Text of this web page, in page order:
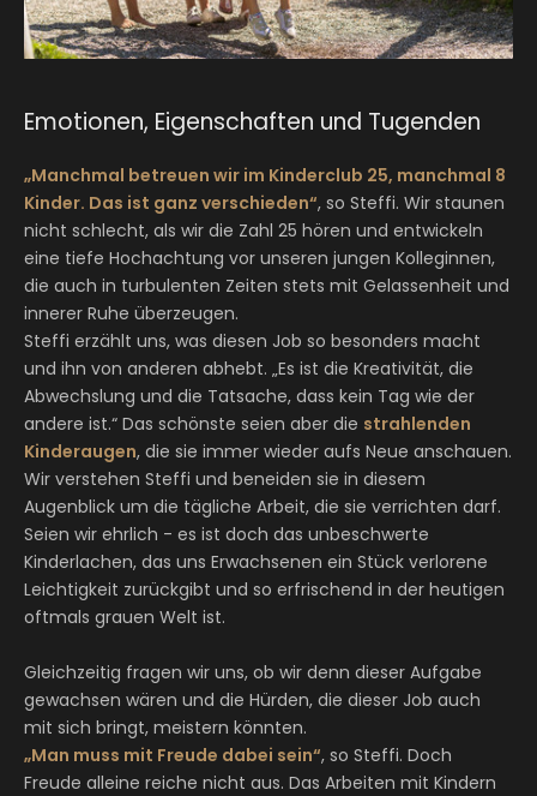
Emotionen, Eigenschaften und Tugenden
„Manchmal betreuen wir im Kinderclub 25, manchmal 8
Kinder. Das ist ganz verschieden“, so Steffi. Wir staunen
nicht schlecht, als wir die Zahl 25 hören und entwickeln
eine tiefe Hochachtung vor unseren jungen Kolleginnen,
die auch in turbulenten Zeiten stets mit Gelassenheit und
innerer Ruhe überzeugen.
Steffi erzählt uns, was diesen Job so besonders macht
und ihn von anderen abhebt. „Es ist die Kreativität, die
Abwechslung und die Tatsache, dass kein Tag wie der
andere ist.“ Das schönste seien aber die strahlenden
Kinderaugen, die sie immer wieder aufs Neue anschauen.
Wir verstehen Steffi und beneiden sie in diesem
Augenblick um die tägliche Arbeit, die sie verrichten darf.
Seien wir ehrlich - es ist doch das unbeschwerte
Kinderlachen, das uns Erwachsenen ein Stück verlorene
Leichtigkeit zurückgibt und so erfrischend in der heutigen
oftmals grauen Welt ist.
Gleichzeitig fragen wir uns, ob wir denn dieser Aufgabe
gewachsen wären und die Hürden, die dieser Job auch
mit sich bringt, meistern könnten.
„Man muss mit Freude dabei sein“, so Steffi. Doch
Freude alleine reiche nicht aus. Das Arbeiten mit Kindern